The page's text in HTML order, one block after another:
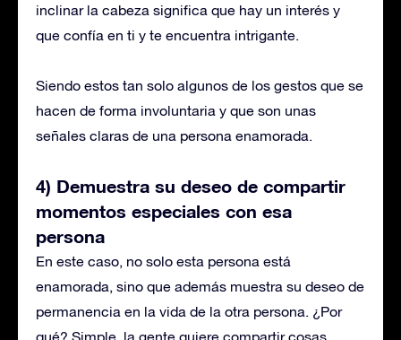
inclinar la cabeza significa que hay un interés y
que confía en ti y te encuentra intrigante.
Siendo estos tan solo algunos de los gestos que se
hacen de forma involuntaria y que son unas
señales claras de una persona enamorada.
4) Demuestra su deseo de compartir
momentos especiales con esa
persona
En este caso, no solo esta persona está
enamorada, sino que además muestra su deseo de
permanencia en la vida de la otra persona. ¿Por
qué? Simple, la gente quiere compartir cosas